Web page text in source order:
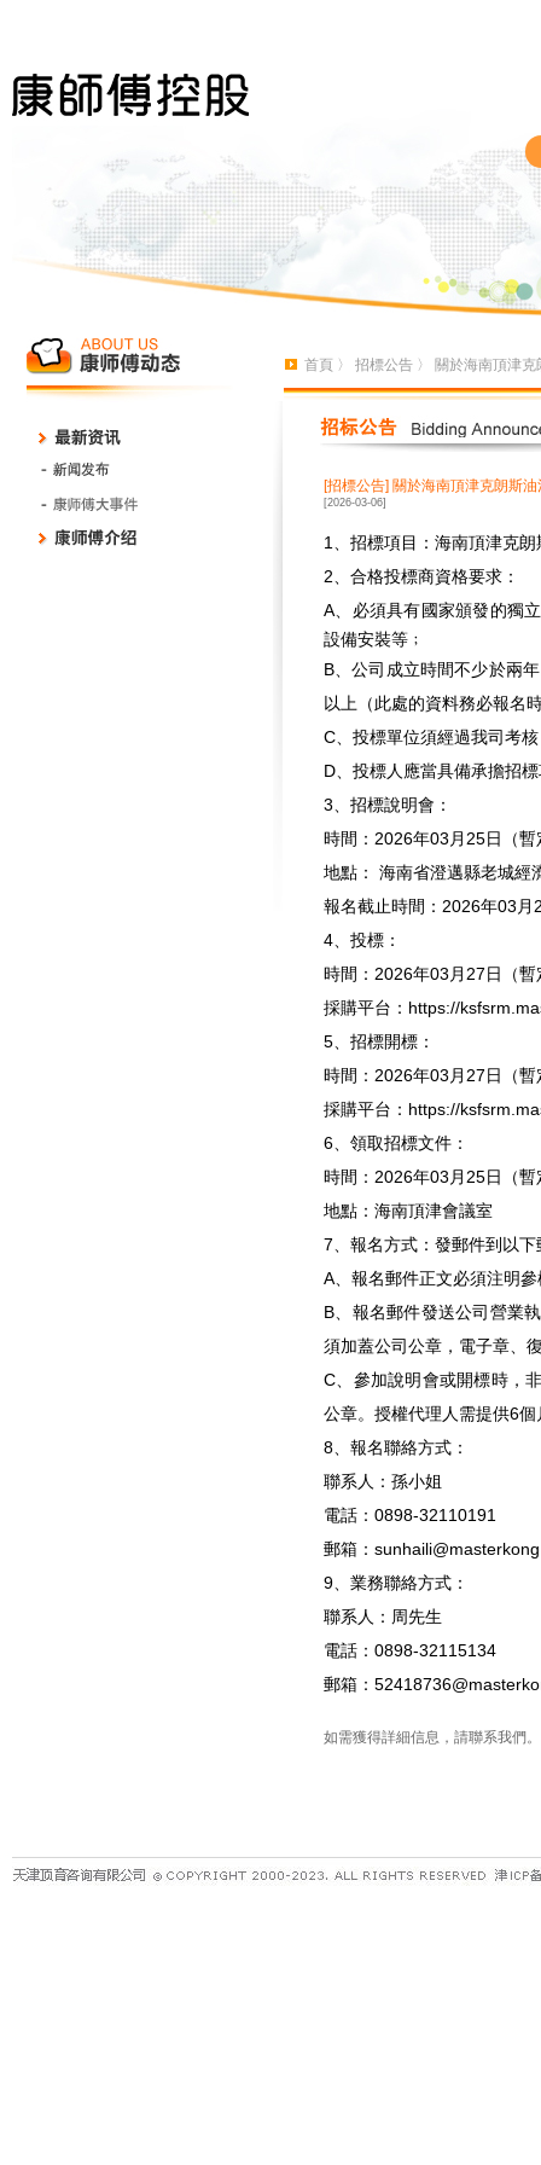
首頁 〉 招標公告 〉 關於海南頂津
[招標公告] 關於海南頂津克朗斯
[2026-03-06]
1、招標項目： 海南頂津克
2、合格投標商資格要求：
A、必須具有國家頒發的獨
設備安裝等﹔
B、公司成立時間不少於兩
以上（此處的資料務必報名
C、投標單位須經過我司考
D、投標人應當具備承擔招
3、招標說明會：
時間：2026年03月25日（暫
地點：
海南省澄邁縣老城經
報名截止時間：2026年03月
4、投標：
時間：2026年03月27日（暫
採購平台：https://
5、招標開標：
時間：2026年03月27日（暫
採購平台：https://
6、領取招標文件：
時間：2026年03月25日（暫
地點：海南頂津會議室
7、報名方式：發郵件到以下
A、報名郵件正文必須注明
B、報名郵件發送公司營業
須加蓋公司公章，電子章、
C、參加說明會或開標時，
公章。授權代理人需提供6
8、報名聯絡方式：
聯系人：孫小姐
電話：0898-32110191
郵箱：
9、業務聯絡方式：
聯系人：周先生
電話：0898-32115134
郵箱：
如需獲得詳細信息，請聯系我們。